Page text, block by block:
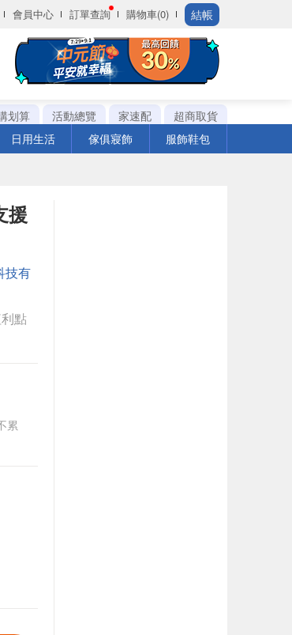
會員中心 訂單查詢 購物車(0) 結帳
划算 活動總覽 家速配
超商取貨
日用生活 傢俱寢飾 服飾鞋包
援
技有
點
累